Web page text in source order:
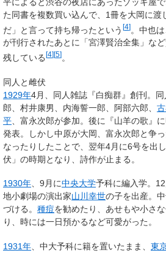
た同書を複数買い込んで、1冊を大岡に渡
だ」と言って持ち帰ったという [4]。中也
が刊行されたあとに「宮澤賢治全集」な
残している [4][5] 。
同人と雌伏
1929年4月、同人雑誌『白痴群』創刊。
郎、村井康男、内海誓一郎、阿部六郎、
平 、富永次郎が参加。後に『山羊の歌』
発表。しかし中原が大岡、富永次郎と争
なったりしたことで、翌年4月に6号を出
伏」の時期となり、詩作が止まる。
1930年、9月に中央大学予科に編入学。
地小劇場の演出家山川幸世の子を出産。
づける。 種痘を勧めたり、あせもや小さ
り、時には一日預かるなど可愛がった。
1931年 、中大予科に籍を置いたまま、 東